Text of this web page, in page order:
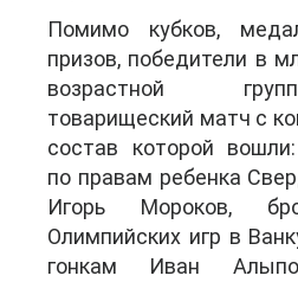
Помимо кубков,
призов, победители в
возрастной
товарищеский матч с
состав которой
по правам ребенка
Игорь Мороков,
Олимпийских игр в
гонкам Иван